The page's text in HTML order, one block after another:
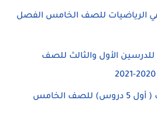
الرياضيات للصف الخامس الفصل
الأول والثالث للصف
اوراق عمل رياضيات ( أول 5 دروس) للصف الخامس